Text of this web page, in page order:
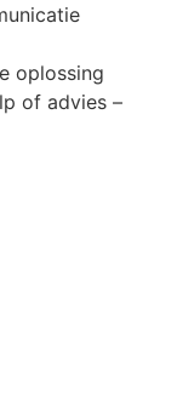
oplossing
of advies –